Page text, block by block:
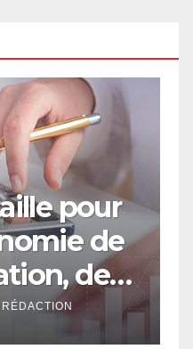
pour
de
de
des
RÉDACTION